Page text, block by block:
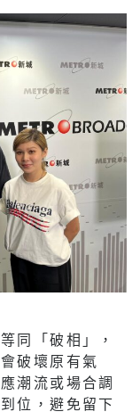
同「破相」，
破壞原有氣
潮流或場合調
位，避免留下